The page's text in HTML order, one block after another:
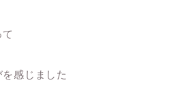
感じました